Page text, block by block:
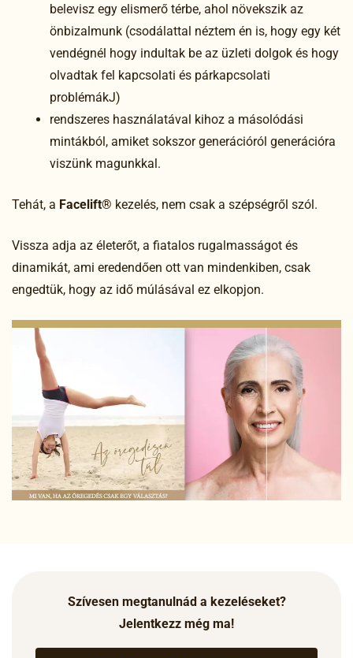
belevisz egy elismerő térbe, ahol növekszik az
önbizalmunk (csodálattal néztem én is, hogy egy két
vendégnél hogy indultak be az üzleti dolgok és hogy
olvadtak fel kapcsolati és párkapcsolati
problémákJ)
rendszeres használatával kihoz a másolódási
mintákból, amiket sokszor generációról generációra
viszünk magunkkal.
Tehát, a Facelift® kezelés, nem csak a szépségről szól.
Vissza adja az életerőt, a fiatalos rugalmasságot és
dinamikát, ami eredendően ott van mindenkiben, csak
engedtük, hogy az idő múlásával ez elkopjon.
Szívesen megtanulnád a kezeléseket?
Jelentkezz még ma!